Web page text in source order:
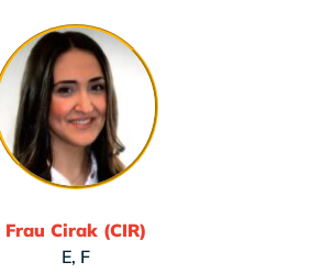
Frau Cirak (CIR)
E, F